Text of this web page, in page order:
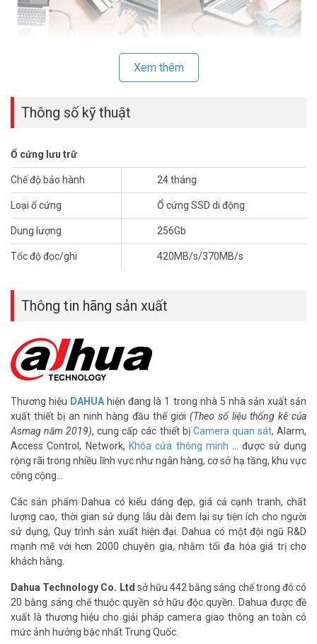
Ổ cứng SSD Protable DSS nhỏ gọn tiện lợi
Ổ cứng SSD Portable DSS Zslim-256thích hợp cho máy tính
xách tay, PC, điện thoại di động, máy tính bảng và các thiết bị khác.
Thông số kỹ thuật ổ cứng SSD Portable
256GB DSS Zslim-256
– Chuẩn cắm sata III, hỗ trợ Sata 6Gbps.
– Tốc độ đọc: 420MB/s.
– Kiến trúc TLC. Hỗ trợ TRIM.
– Kích thước: 100mm x 29.4mm x 9mm.
– Xuất xứ: Trung Quốc.
>> Xem thêm:Thiết bị lưu trữ|Thiết bị số – Công nghệ
Để cập nhật thông tin giáổ cứng SSD cho camera mới nhất, quý
khách hàng vui lòng liên hệ HOTLINE 1900 9259 để được hỗ trợ tốt
nhất.
– Facebook:https://www.facebook.com/vuhoangtelecom/
– Youtube:https://www.youtube.com/c/VuhoangTVChannel
– Website:https://vuhoangtelecom.vn/
Xem thêm
Thông số kỹ thuật
Ổ cứng lưu trữ
Chế độ bảo hành 24 tháng
Loại ổ cứng Ổ cứng SSD di động
Dung lượng 256Gb
Tốc độ đọc/ghi 420MB/s/370MB/s
Thông tin hãng sản xuất
Thương hiệu DAHUA hiện đang là 1 trong nhà 5 nhà sản xuất sản
xuất thiết bị an ninh hàng đầu thế giới (Theo số liệu thống kê của
Asmag năm 2019), cung cấp các thiết bị Camera quan sát, Alarm,
Access Control, Network, Khóa cửa thông minh … được sử dụng
rộng rãi trong nhiều lĩnh vực như ngân hàng, cơ sở hạ tầng, khu vực
công cộng…
Các sản phẩm Dahua có kiểu dáng đẹp, giá cả cạnh tranh, chất
lượng cao, thời gian sử dụng lâu dài đem lại sự tiện ích cho người
sử dụng, Quy trình sản xuất hiện đại. Dahua có một đội ngũ R&D
mạnh mẽ với hơn 2000 chuyên gia, nhằm tối đa hóa giá trị cho
khách hàng.
Dahua Technology Co. Ltd sở hữu 442 bằng sáng chế trong đó có
20 bằng sáng chế thuộc quyền sở hữu độc quyền. Dahua được đề
xuất là thương hiệu cho giải pháp camera giao thông an toàn có
mức ảnh hưởng bậc nhất Trung Quốc.